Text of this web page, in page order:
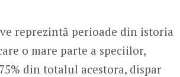
reprezintă perioade din istoria
o mare parte a speciilor,
din totalul acestora, dispar